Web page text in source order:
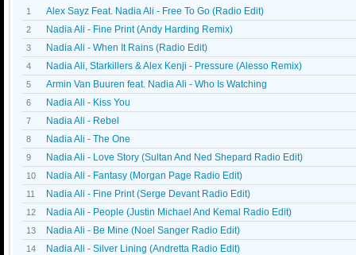
1 Alex Sayz Feat. Nadia Ali - Free To Go (Radio Edit)
2 Nadia Ali - Fine Print (Andy Harding Remix)
3 Nadia Ali - When It Rains (Radio Edit)
4 Nadia Ali, Starkillers & Alex Kenji - Pressure (Alesso Remix)
5 Armin Van Buuren feat. Nadia Ali - Who Is Watching
6 Nadia Ali - Kiss You
7 Nadia Ali - Rebel
8 Nadia Ali - The One
9 Nadia Ali - Love Story (Sultan And Ned Shepard Radio Edit)
10 Nadia Ali - Fantasy (Morgan Page Radio Edit)
11 Nadia Ali - Fine Print (Serge Devant Radio Edit)
12 Nadia Ali - People (Justin Michael And Kemal Radio Edit)
13 Nadia Ali - Be Mine (Noel Sanger Radio Edit)
14 Nadia Ali - Silver Lining (Andretta Radio Edit)